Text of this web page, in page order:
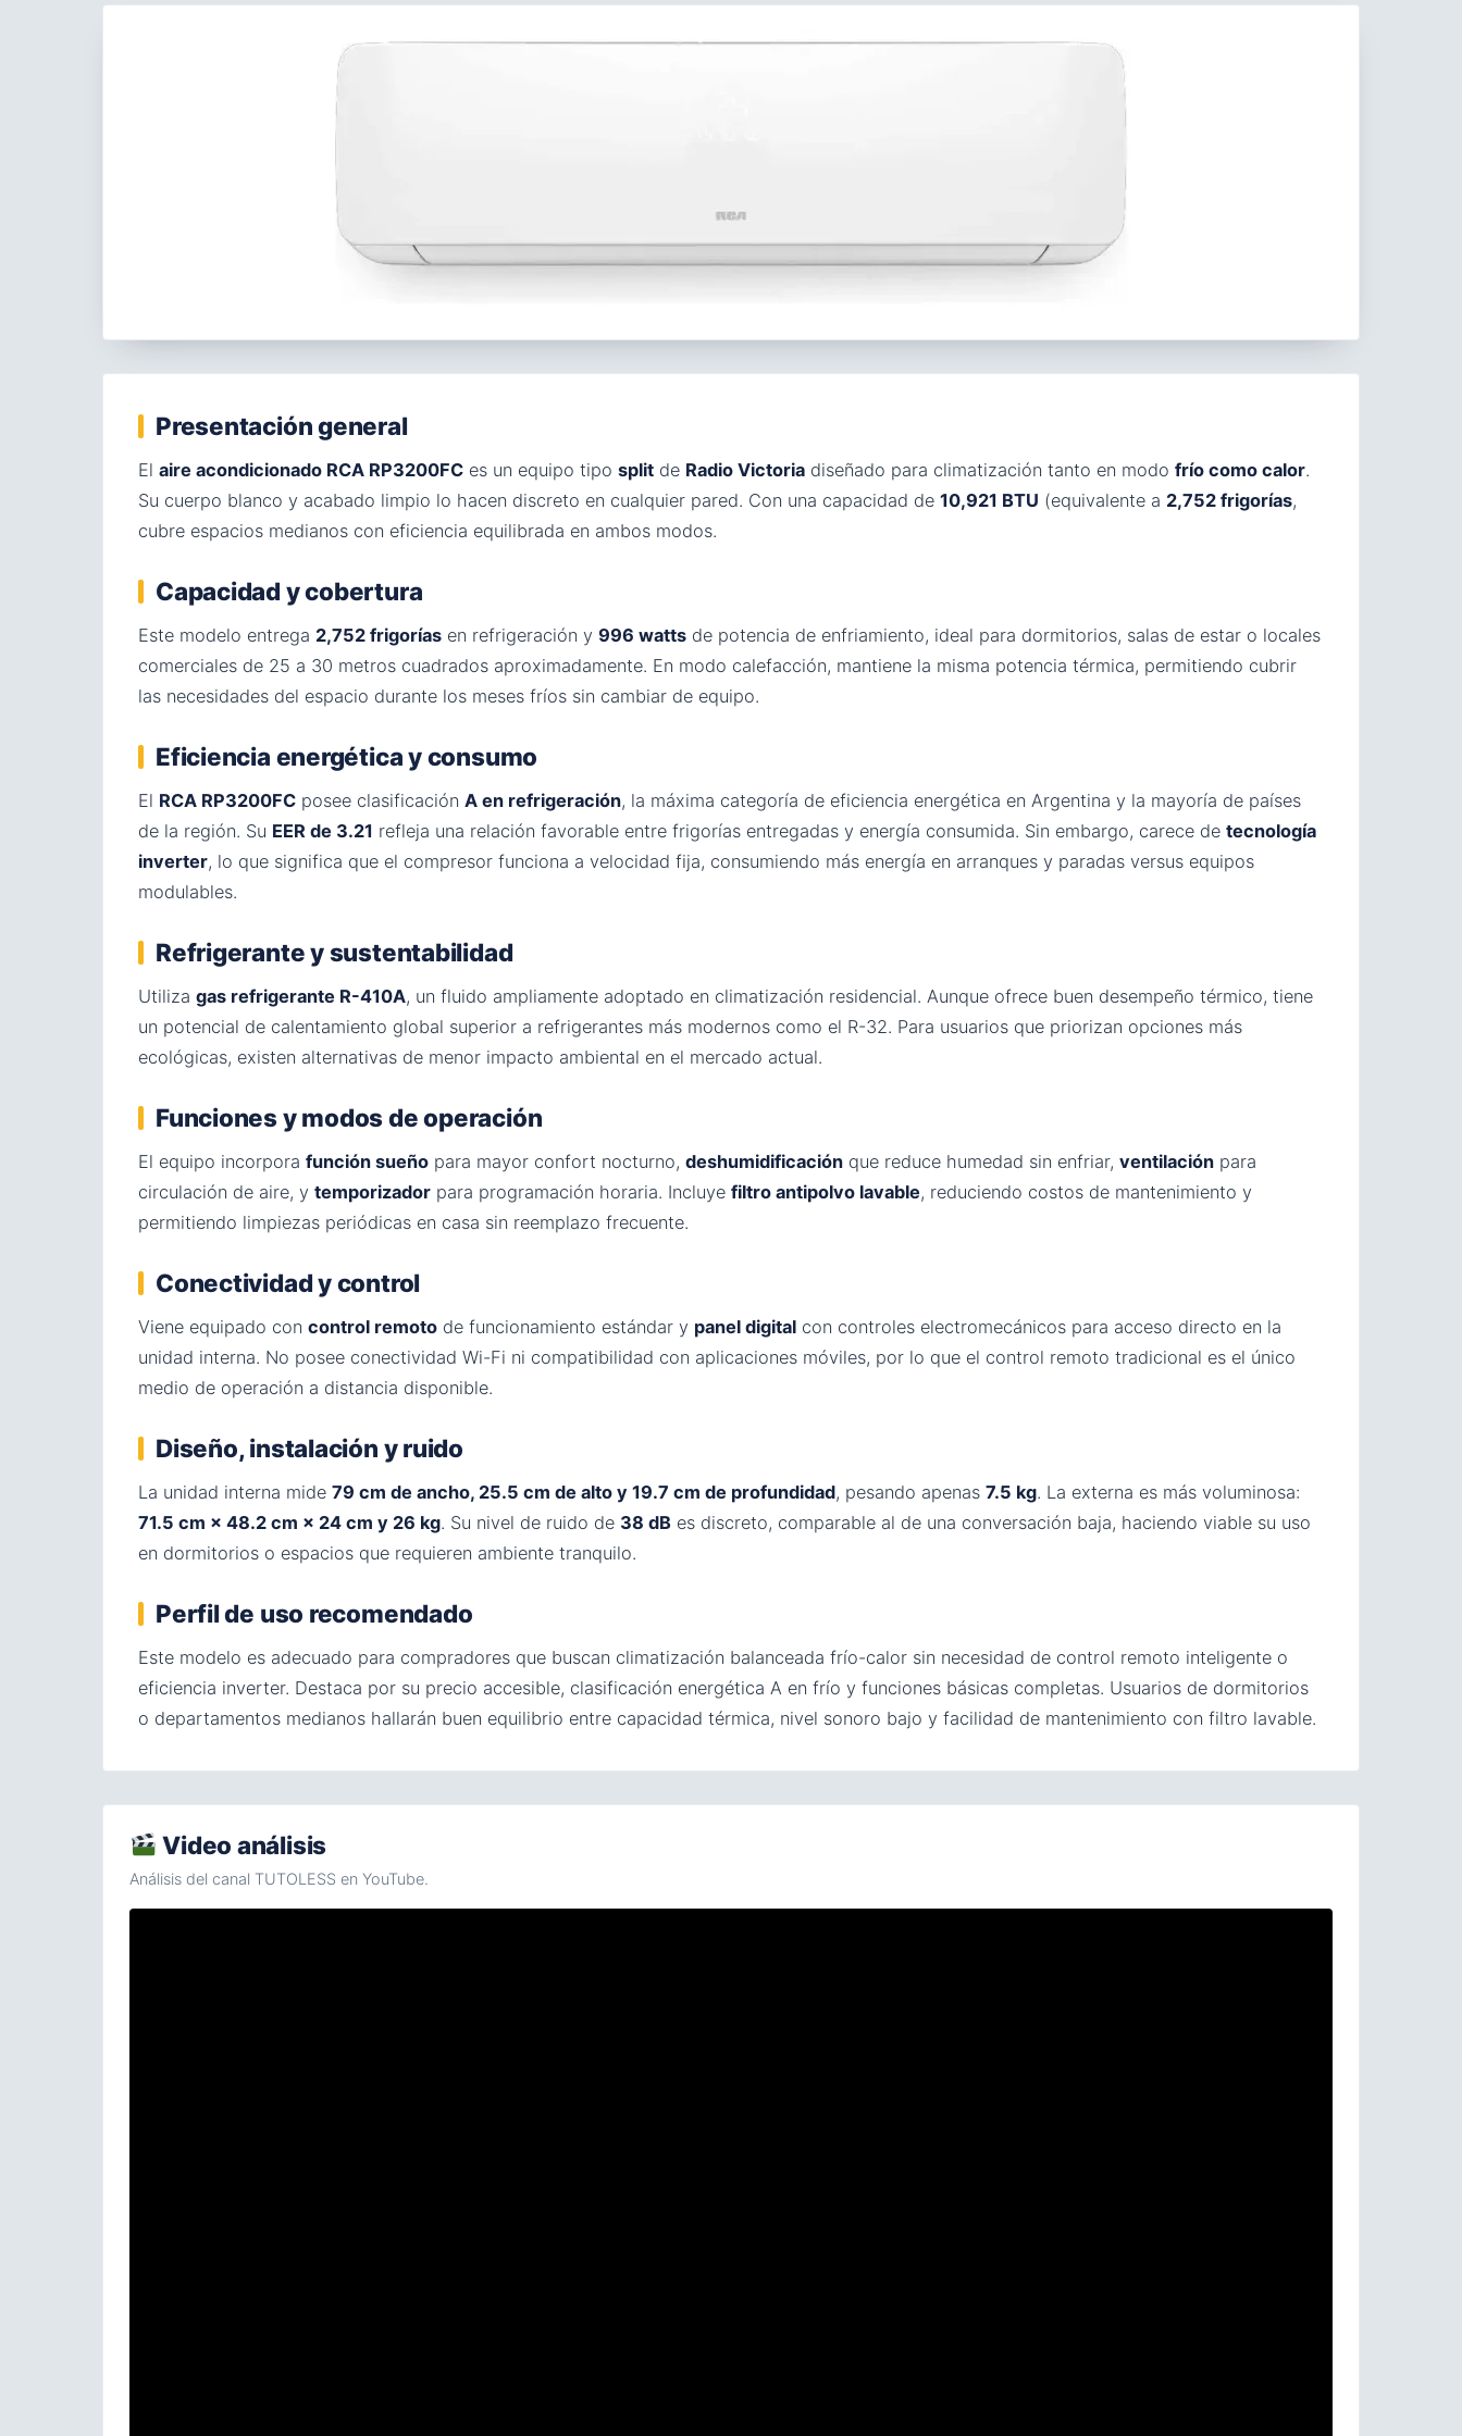
Presentación general
El aire acondicionado RCA RP3200FC es un equipo tipo split de Radio Victoria diseñado para climatización tanto en modo frío como calor.
Su cuerpo blanco y acabado limpio lo hacen discreto en cualquier pared. Con una capacidad de 10,921 BTU (equivalente a 2,752 frigorías,
cubre espacios medianos con eficiencia equilibrada en ambos modos.
Capacidad y cobertura
Este modelo entrega 2,752 frigorías en refrigeración y 996 watts de potencia de enfriamiento, ideal para dormitorios, salas de estar o locales
comerciales de 25 a 30 metros cuadrados aproximadamente. En modo calefacción, mantiene la misma potencia térmica, permitiendo cubrir
las necesidades del espacio durante los meses fríos sin cambiar de equipo.
Eficiencia energética y consumo
El RCA RP3200FC posee clasificación A en refrigeración, la máxima categoría de eficiencia energética en Argentina y la mayoría de países
de la región. Su EER de 3.21 refleja una relación favorable entre frigorías entregadas y energía consumida. Sin embargo, carece de tecnología
inverter, lo que significa que el compresor funciona a velocidad fija, consumiendo más energía en arranques y paradas versus equipos
modulables.
Refrigerante y sustentabilidad
Utiliza gas refrigerante R-410A, un fluido ampliamente adoptado en climatización residencial. Aunque ofrece buen desempeño térmico, tiene
un potencial de calentamiento global superior a refrigerantes más modernos como el R-32. Para usuarios que priorizan opciones más
ecológicas, existen alternativas de menor impacto ambiental en el mercado actual.
Funciones y modos de operación
El equipo incorpora función sueño para mayor confort nocturno, deshumidificación que reduce humedad sin enfriar, ventilación para
circulación de aire, y temporizador para programación horaria. Incluye filtro antipolvo lavable, reduciendo costos de mantenimiento y
permitiendo limpiezas periódicas en casa sin reemplazo frecuente.
Conectividad y control
Viene equipado con control remoto de funcionamiento estándar y panel digital con controles electromecánicos para acceso directo en la
unidad interna. No posee conectividad Wi-Fi ni compatibilidad con aplicaciones móviles, por lo que el control remoto tradicional es el único
medio de operación a distancia disponible.
Diseño, instalación y ruido
La unidad interna mide 79 cm de ancho, 25.5 cm de alto y 19.7 cm de profundidad, pesando apenas 7.5 kg. La externa es más voluminosa:
71.5 cm × 48.2 cm × 24 cm y 26 kg. Su nivel de ruido de 38 dB es discreto, comparable al de una conversación baja, haciendo viable su uso
en dormitorios o espacios que requieren ambiente tranquilo.
Perfil de uso recomendado
Este modelo es adecuado para compradores que buscan climatización balanceada frío-calor sin necesidad de control remoto inteligente o
eficiencia inverter. Destaca por su precio accesible, clasificación energética A en frío y funciones básicas completas. Usuarios de dormitorios
o departamentos medianos hallarán buen equilibrio entre capacidad térmica, nivel sonoro bajo y facilidad de mantenimiento con filtro lavable.
Video análisis
Análisis del canal TUTOLESS en YouTube.